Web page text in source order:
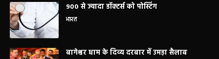
900 से ज्यादा डॉक्टर्स को पोस्टिंग
भारत
बागेश्वर धाम के दिव्य दरबार में उमड़ा सैलाब